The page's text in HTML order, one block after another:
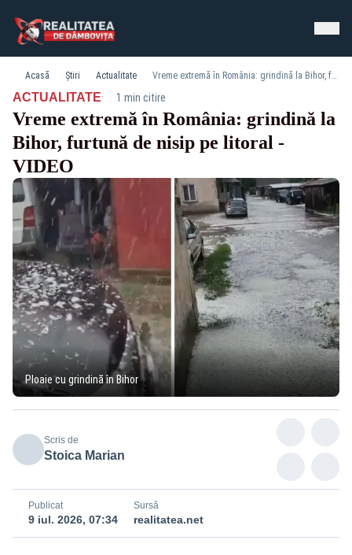
Acasă Știri Actualitate Vreme extremă în România: grindină la Bihor, furtună de nisip pe litoral - VIDEO
ACTUALITATE· 1 min citire
Vreme extremă în România: grindină la
Bihor, furtună de nisip pe litoral -
VIDEO
Ploaie cu grindină în Bihor
Scris de
Stoica Marian
Publicat
9 iul. 2026, 07:34
Sursă
realitatea.net